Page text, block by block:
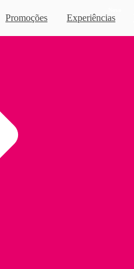
Promoções Experiências